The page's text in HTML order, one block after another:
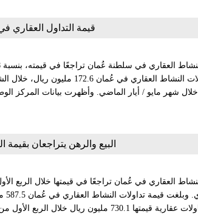
قيمة التداول العقاري في
وبلغت قيمة تداولات النشاط العقاري
ريال خلال شهر مايو / أيار الماضي. وأظهرت بيانات المركز
البيع والرهن يتراجعان
العام، مقارنة بتداولات عقارية قيمتها 730.1 مليون